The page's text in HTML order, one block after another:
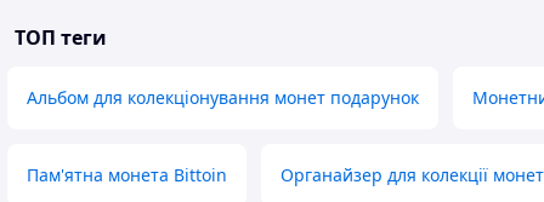
ТОП теги
Альбом для колекціонування монет подарунок
Пам'ятна монета Bittoin Органайзер для колекції монет